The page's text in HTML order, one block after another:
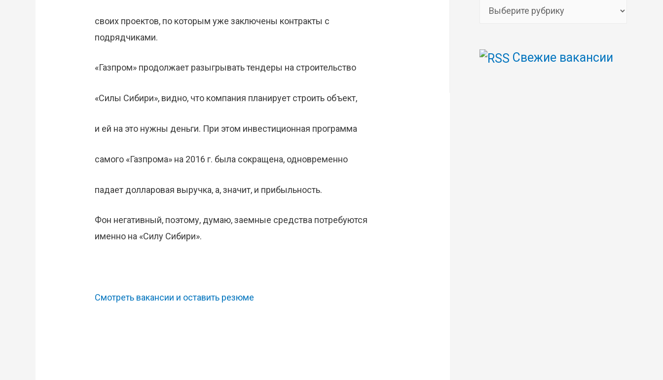
своих проектов, по которым уже заключены контракты с
подрядчиками.
«Газпром» продолжает разыгрывать тендеры на строительство
«Силы Сибири», видно, что компания планирует строить объект,
и ей на это нужны деньги. При этом инвестиционная программа
самого «Газпрома» на 2016 г. была сокращена, одновременно
падает долларовая выручка, а, значит, и прибыльность.
Фон негативный, поэтому, думаю, заемные средства потребуются
именно на «Силу Сибири».
Смотреть вакансии и оставить резюме
е
Свежие вакансии